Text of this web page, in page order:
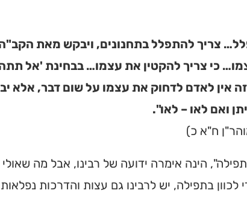
צריך להתפלל בתחנונים, ויבקש מאת
כי צריך להקטין את עצמו… בבחינת 'אל
אין לאדם לדחוק את עצמו על שום דבר, אלא
ואם לאו – לאו".
ח"א כ)
תפילה", הינה אימרה ידועה של רבינו, אבל מה
לכוון בתפילה, יש לרבינו גם עצות והדרכות